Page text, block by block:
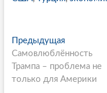
P
o
s
ПредыдущаяП
р
е
д
Самовлюблённость
Трампа – проблема не
только для Америки